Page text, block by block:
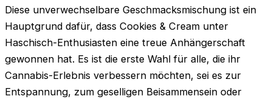
Diese unverwechselbare Geschmacksmischung ist ein
Hauptgrund dafür, dass Cookies & Cream unter
Haschisch-Enthusiasten eine treue Anhängerschaft
gewonnen hat. Es ist die erste Wahl für alle, die ihr
Cannabis-Erlebnis verbessern möchten, sei es zur
Entspannung, zum geselligen Beisammensein oder